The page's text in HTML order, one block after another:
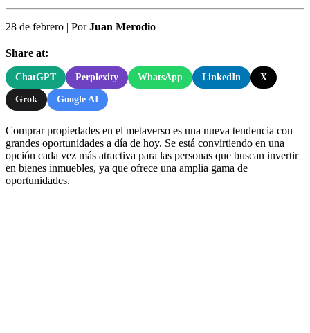
28 de febrero | PorJuan Merodio
Share at:
ChatGPT Perplexity WhatsApp LinkedIn X
Grok Google AI
Comprar propiedades en el metaverso es una nueva tendencia con
grandes oportunidades a día de hoy. Se está convirtiendo en una
opción cada vez más atractiva para las personas que buscan invertir
en bienes inmuebles, ya que ofrece una amplia gama de
oportunidades.